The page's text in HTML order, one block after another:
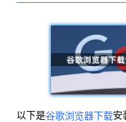
以下是谷歌浏览器下载安